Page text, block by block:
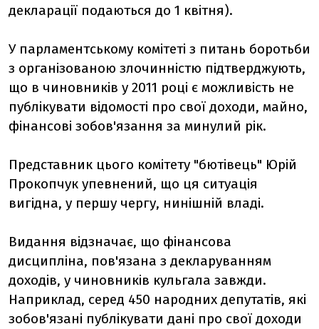
декларації подаються до 1 квітня).
У парламентському комітеті з питань боротьби
з організованою злочинністю підтверджують,
що в чиновників у 2011 році є можливість не
публікувати відомості про свої доходи, майно,
фінансові зобов'язання за минулий рік.
Представник цього комітету "бютівець" Юрій
Прокопчук упевнений, що ця ситуація
вигідна, у першу чергу, нинішній владі.
Видання відзначає, що фінансова
дисципліна, пов'язана з декларуванням
доходів, у чиновників кульгала завжди.
Наприклад, серед 450 народних депутатів, які
зобов'язані публікувати дані про свої доходи